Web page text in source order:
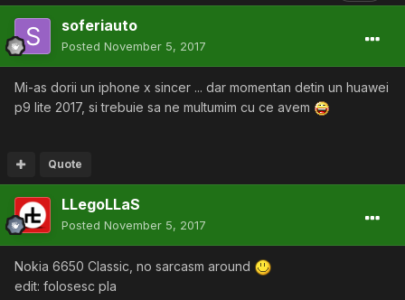
soferiauto
Posted November 5, 2017
Mi-as dorii un iphone x sincer ... dar momentan detin un huawei
p9 lite 2017, si trebuie sa ne multumim cu ce avem
Quote
LLegoLLaS
Posted November 5, 2017
Nokia 6650 Classic, no sarcasm around
edit: folosesc pla